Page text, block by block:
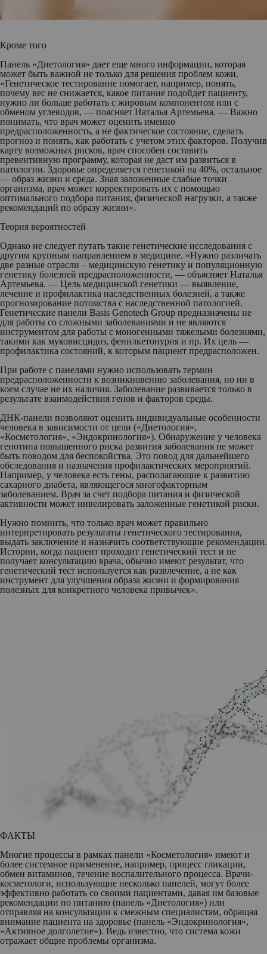
Кроме того
Панель «Диетология» дает еще много информации, которая
может быть важной не только для решения проблем кожи.
«Генетическое тестирование помогает, например, понять,
почему вес не снижается, какое питание подойдет пациенту,
нужно ли больше работать с жировым компонентом или с
обменом углеводов, — поясняет Наталья Артемьева. — Важно
понимать, что врач может оценить именно
предрасположенность, а не фактическое состояние, сделать
прогноз и понять, как работать с учетом этих факторов. Получив
карту возможных рисков, врач способен составить
превентивную программу, которая не даст им развиться в
патологии. Здоровье определяется генетикой на 40%, остальное
— образ жизни и среда. Зная заложенные слабые точки
организма, врач может корректировать их с помощью
оптимального подбора питания, физической нагрузки, а также
рекомендаций по образу жизни».
Теория вероятностей
Однако не следует путать такие генетические исследования с
другим крупным направлением в медицине. «Нужно различать
две разные отрасли – медицинскую генетику и популяционную
генетику болезней предрасположенности, — объясняет Наталья
Артемьева. — Цель медицинской генетики — выявление,
лечение и профилактика наследственных болезней, а также
прогнозирование потомства с наследственной патологией.
Генетические панели Basis Genotech Group предназначены не
для работы со сложными заболеваниями и не являются
инструментом для работы с моногенными тяжелыми болезнями,
такими как муковисцидоз, фенилкетонурия и пр. Их цель —
профилактика состояний, к которым пациент предрасположен.
При работе с панелями нужно использовать термин
предрасположенности к возникновению заболевания, но ни в
коем случае не их наличия. Заболевание развивается только в
результате взаимодействия генов и факторов среды.
ДНК-панели позволяют оценить индивидуальные особенности
человека в зависимости от цели («Диетология»,
«Косметология», «Эндокринология»). Обнаружение у человека
генотипа повышенного риска развития заболевания не может
быть поводом для беспокойства. Это повод для дальнейшего
обследования и назначения профилактических мероприятий.
Например, у человека есть гены, располагающие к развитию
сахарного диабета, являющегося многофакторным
заболеванием. Врач за счет подбора питания и физической
активности может нивелировать заложенные генетикой риски.
Нужно помнить, что только врач может правильно
интерпретировать результаты генетического тестирования,
выдать заключение и назначить соответствующие рекомендации.
Истории, когда пациент проходит генетический тест и не
получает консультацию врача, обычно имеют результат, что
генетический тест используется как развлечение, а не как
инструмент для улучшения образа жизни и формирования
полезных для конкретного человека привычек».
ФАКТЫ
Многие процессы в рамках панели «Косметология» имеют и
более системное применение, например, процесс гликации,
обмен витаминов, течение воспалительного процесса. Врачи-
косметологи, использующие несколько панелей, могут более
эффективно работать со своими пациентами, давая им базовые
рекомендации по питанию (панель «Диетология») или
отправляя на консультации к смежным специалистам, обращая
внимание пациента на здоровье (панель «Эндокринология»,
«Активное долголетие»). Ведь известно, что система кожи
отражает общие проблемы организма.